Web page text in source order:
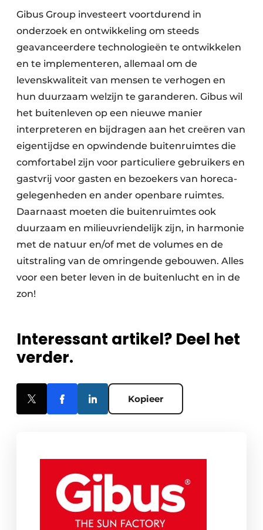
Gibus Group investeert voortdurend in
onderzoek en ontwikkeling om steeds
geavanceerdere technologieën te ontwikkelen
en te implementeren, allemaal om de
levenskwaliteit van mensen te verhogen en
hun duurzaam welzijn te garanderen. Gibus wil
het buitenleven op een nieuwe manier
interpreteren en bijdragen aan het creëren van
eigentijdse en opwindende buitenruimtes die
comfortabel zijn voor particuliere gebruikers en
gastvrij voor gasten en bezoekers van horeca­
gelegenheden en ander openbare ruimtes.
Daarnaast moeten die buitenruimtes ook
duurzaam en milieuvriendelijk zijn, in harmonie
met de natuur en/of met de volumes en de
uitstraling van de omringende gebouwen. Alles
voor een beter leven in de buitenlucht en in de
zon!
Interessant artikel? Deel het
verder.
Kopieer